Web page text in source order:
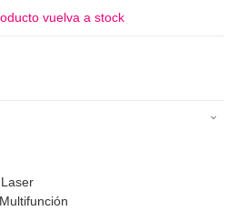
vuelva a stock